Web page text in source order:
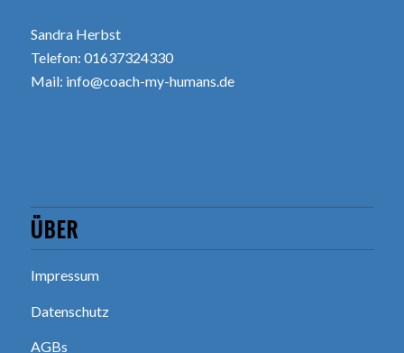
Sandra Herbst
Telefon: 01637324330
Mail: info@coach-my-humans.de
ÜBER
Impressum
Datenschutz
AGBs